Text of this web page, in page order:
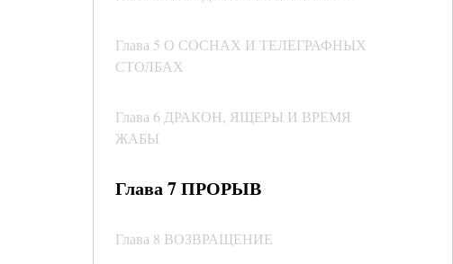
Глава 5 О СОСНАХ И ТЕЛЕГРАФНЫХ
СТОЛБАХ
Глава 6 ДРАКОН, ЯЩЕРЫ И ВРЕМЯ
ЖАБЫ
Глава 7 ПРОРЫВ
Глава 8 ВОЗВРАЩЕНИЕ